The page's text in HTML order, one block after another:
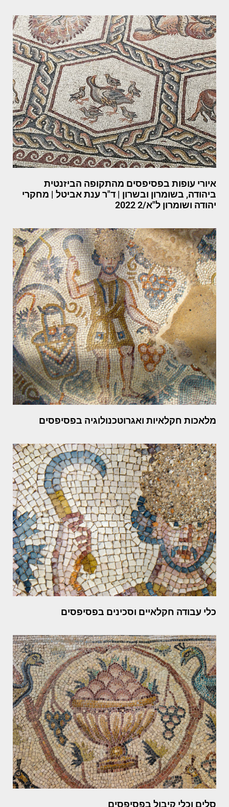
איורי עופות בפסיפסים מהתקופה הביזנטית
ביהודה, בשומרון ובשרון | ד"ר ענת אביטל | מחקרי
יהודה ושומרון ל"א/2 2022
מלאכות חקלאיות ואגרוטכנולוגיה בפסיפסים
כלי עבודה חקלאיים וסכינים בפסיפסים
סלים וכלי קיבול בפסיפסים